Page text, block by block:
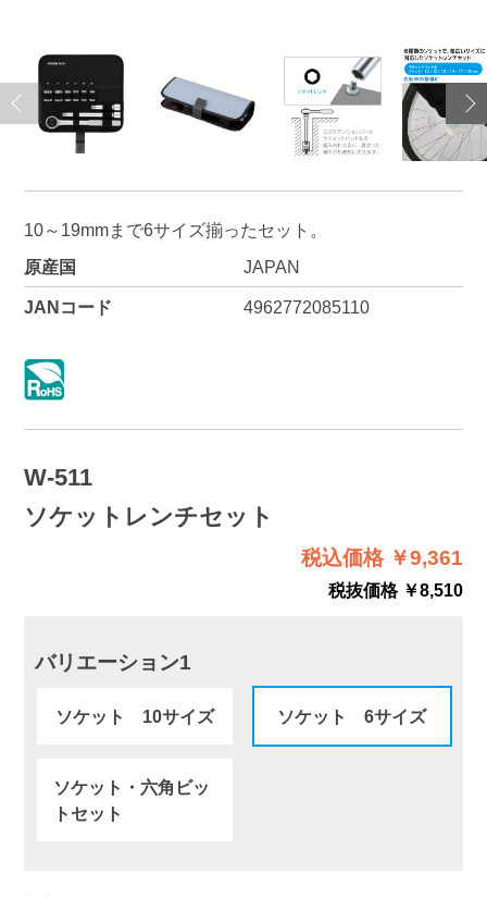
10～19mmまで6サイズ揃ったセット。
原産国
JAPAN
JANコード 4962772085110
W-511
ソケットレンチセット
税込価格 ￥9,361
税抜価格 ￥8,510
バリエーション1
ソケット 10サイズ ソケット 6サイズ
ソケット・六角ビッ
トセット